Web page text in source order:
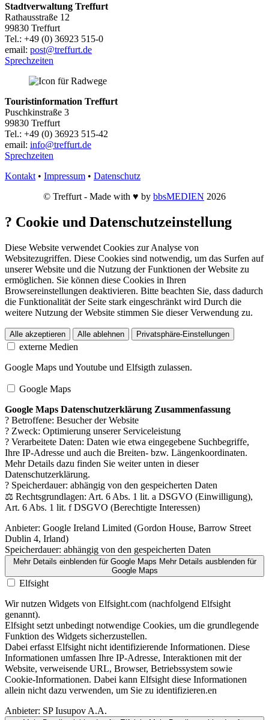
Stadtverwaltung Treffurt
Rathausstraße 12
99830 Treffurt
Tel.: +49 (0) 36923 515-0
email: post@treffurt.de
Sprechzeiten
Touristinformation Treffurt
Puschkinstraße 3
99830 Treffurt
Tel.: +49 (0) 36923 515-42
email: info@treffurt.de
Sprechzeiten
Kontakt • Impressum • Datenschutz
© Treffurt - Made with ♥ by bbsMEDIEN 2026
? Cookie und Datenschutzeinstellung
Diese Website verwendet Cookies zur Analyse von
Websitezugriffen. Diese Cookies sind notwendig, um das Surfen auf
unserer Website und die Nutzung der Funktionen der Website zu
ermöglichen. Sie können diese Cookies in Ihren
Browsereinstellungen deaktivieren. Bitte beachten Sie, dass dadurch
die Funktionalität der Seite stark eingeschränkt wird Durch die
weitere Nutzung der Website stimmen Sie dieser Verwendung zu.
Alle akzeptieren Alle ablehnen Privatsphäre-Einstellungen
externe Medien
Google Maps und Youtube und Elfsigth zulassen.
Google Maps
Google Maps Datenschutzerklärung Zusammenfassung
? Betroffene: Besucher der Website
? Zweck: Optimierung unserer Serviceleistung
? Verarbeitete Daten: Daten wie etwa eingegebene Suchbegriffe,
Ihre IP-Adresse und auch die Breiten- bzw. Längenkoordinaten.
Mehr Details dazu finden Sie weiter unten in dieser
Datenschutzerklärung.
? Speicherdauer: abhängig von den gespeicherten Daten
⚖️ Rechtsgrundlagen: Art. 6 Abs. 1 lit. a DSGVO (Einwilligung),
Art. 6 Abs. 1 lit. f DSGVO (Berechtigte Interessen)
Anbieter: Google Ireland Limited (Gordon House, Barrow Street
Dublin 4, Irland)
Speicherdauer: abhängig von den gespeicherten Daten
Mehr Details einblendenfür Google Maps Mehr Details ausblendenfür
Google Maps
Elfsight
Wir nutzen Widgets von Elfsight.com (nachfolgend Elfsight
genannt).
Elfsight setzt unbedingt notwendige Cookies, um die grundlegende
Funktion des Widgets sicherzustellen.
Dabei erfasst Elfsight nicht identifizierende Informationen. Diese
Informationen umfassen Ihre IP-Adresse, Interaktionen mit der
Website, verweisende URL, Browser, Betriebssystem sowie
Cookie-Informationen. Dabei kann Elfsight diese Informationen
allein nicht dazu verwenden, um Sie zu identifizieren.en
Anbieter: SP Iusupov A.A.